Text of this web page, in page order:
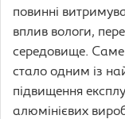
повинні
вплив вологи,
середовище. Саме
стало одним із
підвищення
алюмінієвих